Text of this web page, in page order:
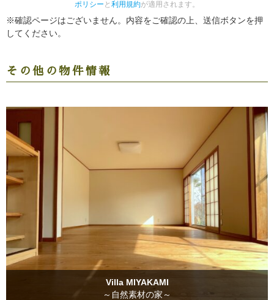
ポリシー と 利用規約が適用されます。
※確認ページはございません。内容をご確認の上、送信ボタンを押
してください。
その他の物件情報
Villa MIYAKAMI
～自然素材の家～